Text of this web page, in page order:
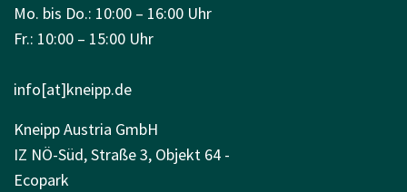
Mo. bis Do.: 10:00 – 16:00 Uhr
Fr.: 10:00 – 15:00 Uhr
info[at]kneipp.de
Kneipp Austria GmbH
IZ NÖ-Süd, Straße 3, Objekt 64 -
Ecopark